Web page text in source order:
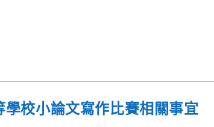
校小論文寫作比賽相關事宜